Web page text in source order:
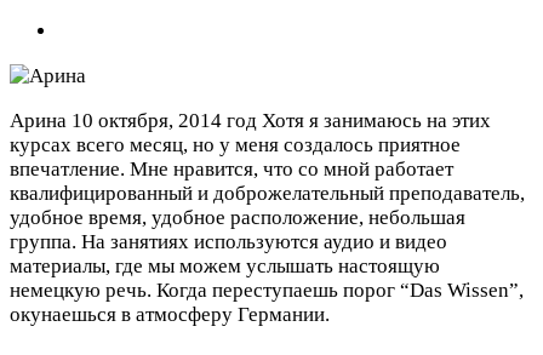
Арина 10 октября, 2014 год Хотя я занимаюсь на этих
курсах всего месяц, но у меня создалось приятное
впечатление. Мне нравится, что со мной работает
квалифицированный и доброжелательный преподаватель,
удобное время, удобное расположение, небольшая
группа. На занятиях используются аудио и видео
материалы, где мы можем услышать настоящую
немецкую речь. Когда переступаешь порог “Das Wissen”,
окунаешься в атмосферу Германии.